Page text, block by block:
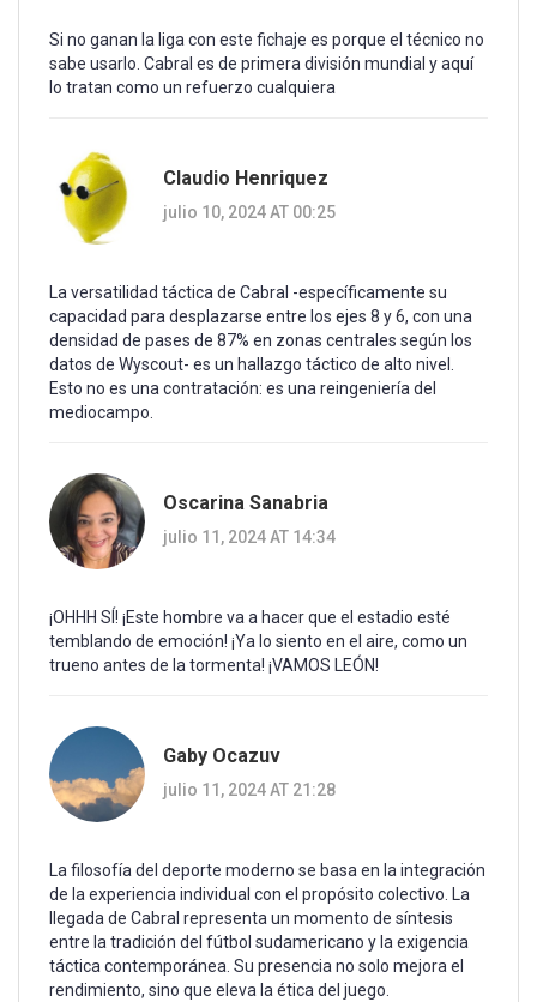
Si no ganan la liga con este fichaje es porque el técnico no
sabe usarlo. Cabral es de primera división mundial y aquí
lo tratan como un refuerzo cualquiera
Claudio Henriquez
julio 10, 2024 AT 00:25
La versatilidad táctica de Cabral -específicamente su
capacidad para desplazarse entre los ejes 8 y 6, con una
densidad de pases de 87% en zonas centrales según los
datos de Wyscout- es un hallazgo táctico de alto nivel.
Esto no es una contratación: es una reingeniería del
mediocampo.
Oscarina Sanabria
julio 11, 2024 AT 14:34
¡OHHH SÍ! ¡Este hombre va a hacer que el estadio esté
temblando de emoción! ¡Ya lo siento en el aire, como un
trueno antes de la tormenta! ¡VAMOS LEÓN!
Gaby Ocazuv
julio 11, 2024 AT 21:28
La filosofía del deporte moderno se basa en la integración
de la experiencia individual con el propósito colectivo. La
llegada de Cabral representa un momento de síntesis
entre la tradición del fútbol sudamericano y la exigencia
táctica contemporánea. Su presencia no solo mejora el
rendimiento, sino que eleva la ética del juego.